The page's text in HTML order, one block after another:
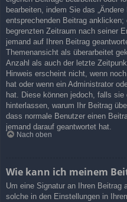
bearbeiten, indem Sie das
entsprechenden Beitrag
begrenzten Zeitraum nach seiner
jemand auf Ihren Beitrag
Themenansicht als überarbeitet
Anzahl als auch der letzte
Hinweis erscheint nicht, wenn
hat oder wenn ein Administrator
hat. Diese können jedoch, falls
hinterlassen, warum Ihr Beitrag
dass normale Benutzer einen
jemand darauf geantwortet hat.
Nach oben
Wie kann ich meinem
Um eine Signatur an Ihren
solche in den Einstellungen in